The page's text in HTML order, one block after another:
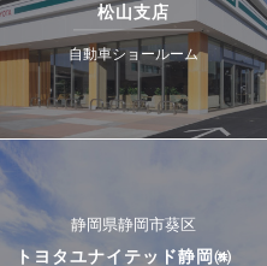
松山支店
自動車ショールーム
静岡県静岡市葵区
トヨタユナイテッド静岡㈱